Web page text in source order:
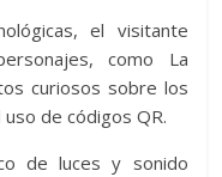
el visitante
como La
curiosos sobre los
de códigos QR.
de luces y sonido